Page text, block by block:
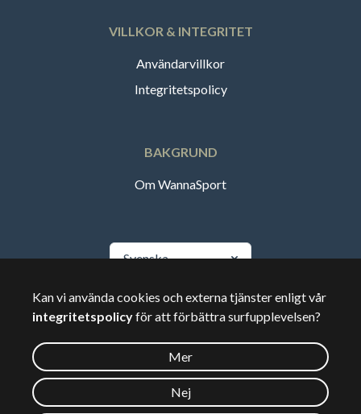
VILLKOR & INTEGRITET
Användarvillkor
Integritetspolicy
BAKGRUND
Om WannaSport
Svenska
🇸🇪Sverige
©2026Wannasport.dk
Kan vi använda cookies och externa tjänster enligt vår
integritetspolicyför att förbättra surfupplevelsen?
Mer
Nej